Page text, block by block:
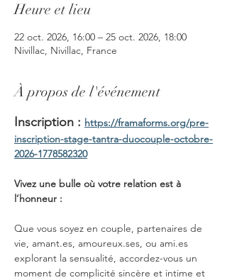
Heure et lieu
22 oct. 2026, 16:00 – 25 oct. 2026, 18:00
Nivillac, Nivillac, France
À propos de l'événement
Inscription : https://framaforms.org/pre-
inscription-stage-tantra-duocouple-octobre-
2026-1778582320
Vivez une bulle où votre relation est à
l’honneur :
Que vous soyez en couple, partenaires de
vie, amant.es, amoureux.ses, ou ami.es
explorant la sensualité, accordez-vous un
moment de complicité sincère et intime et